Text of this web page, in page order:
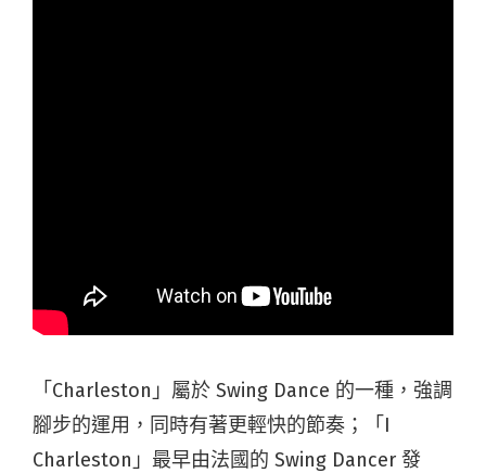
「Charleston」屬於 Swing Dance 的一種，強調
腳步的運用，同時有著更輕快的節奏；「I
Charleston」最早由法國的 Swing Dancer 發